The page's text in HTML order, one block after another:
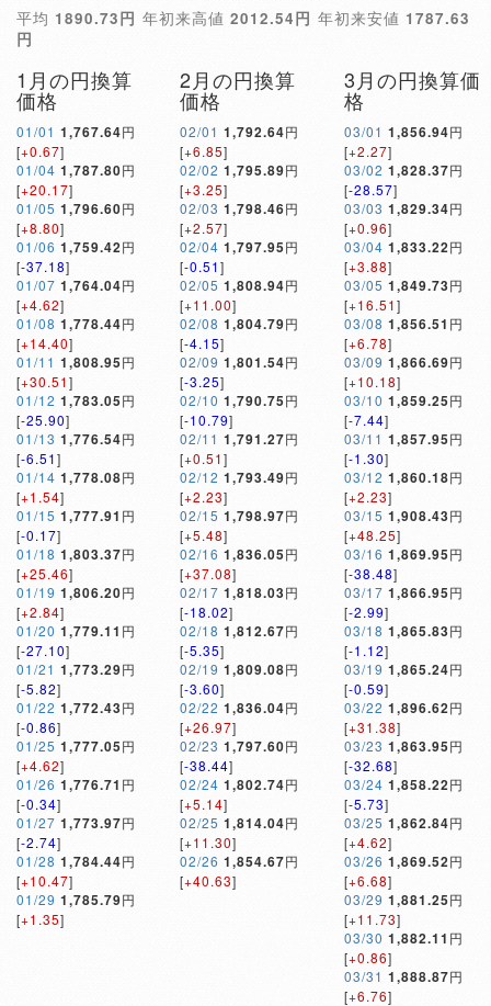
平均 1890.73円 年初来高値 2012.54円 年初来安値 1787.63
円
1月の円換算
価格
01/01 1,767.64円
[+0.67]
01/04 1,787.80円
[+20.17]
01/05 1,796.60円
[+8.80]
01/06 1,759.42円
[-37.18]
01/07 1,764.04円
[+4.62]
01/08 1,778.44円
[+14.40]
01/11 1,808.95円
[+30.51]
01/12 1,783.05円
[-25.90]
01/13 1,776.54円
[-6.51]
01/14 1,778.08円
[+1.54]
01/15 1,777.91 円
[-0.17]
01/18 1,803.37円
[+25.46]
01/19 1,806.20円
[+2.84]
01/20 1,779.11 円
[-27.10]
01/21 1,773.29円
[-5.82]
01/22 1,772.43円
[-0.86]
01/25 1,777.05円
[+4.62]
01/26 1,776.71 円
[-0.34]
01/27 1,773.97円
[-2.74]
01/28 1,784.44円
[+10.47]
01/29 1,785.79円
[+1.35]
2月の円換算
価格
02/01 1,792.64円
[+6.85]
02/02 1,795.89円
[+3.25]
02/03 1,798.46円
[+2.57]
02/04 1,797.95円
[-0.51]
02/05 1,808.94円
[+11.00]
02/08 1,804.79円
[-4.15]
02/09 1,801.54円
[-3.25]
02/10 1,790.75円
[-10.79]
02/11 1,791.27円
[+0.51]
02/12 1,793.49円
[+2.23]
02/15 1,798.97円
[+5.48]
02/16 1,836.05円
[+37.08]
02/17 1,818.03円
[-18.02]
02/18 1,812.67円
[-5.35]
02/19 1,809.08円
[-3.60]
02/22 1,836.04円
[+26.97]
02/23 1,797.60円
[-38.44]
02/24 1,802.74円
[+5.14]
02/25 1,814.04円
[+11.30]
02/26 1,854.67円
[+40.63]
3月の円換算価
格
03/01 1,856.94円
[+2.27]
03/02 1,828.37円
[-28.57]
03/03 1,829.34円
[+0.96]
03/04 1,833.22円
[+3.88]
03/05 1,849.73円
[+16.51]
03/08 1,856.51 円
[+6.78]
03/09 1,866.69円
[+10.18]
03/10 1,859.25円
[-7.44]
03/11 1,857.95円
[-1.30]
03/12 1,860.18円
[+2.23]
03/15 1,908.43円
[+48.25]
03/16 1,869.95円
[-38.48]
03/17 1,866.95円
[-2.99]
03/18 1,865.83円
[-1.12]
03/19 1,865.24円
[-0.59]
03/22 1,896.62円
[+31.38]
03/23 1,863.95円
[-32.68]
03/24 1,858.22円
[-5.73]
03/25 1,862.84円
[+4.62]
03/26 1,869.52円
[+6.68]
03/29 1,881.25円
[+11.73]
03/30 1,882.11 円
[+0.86]
03/31 1,888.87円
[+6.76]